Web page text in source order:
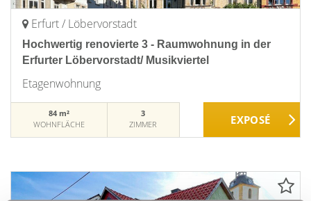
Erfurt / Löbervorstadt
Hochwertig renovierte 3 - Raumwohnung in der
Erfurter Löbervorstadt/ Musikviertel
Etagenwohnung
84 m²
WOHNFLÄCHE
3
ZIMMER